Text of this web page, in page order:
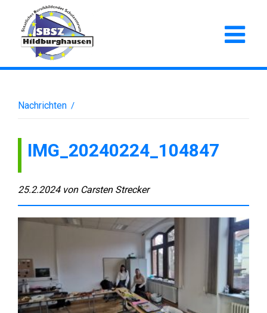
Nachrichten /
IMG_20240224_104847
25.2.2024 von Carsten Strecker